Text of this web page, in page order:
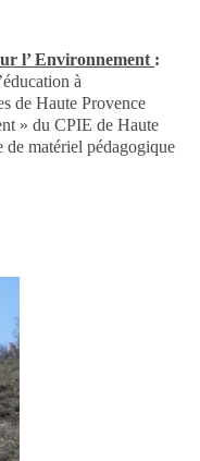
l’ Environnement :
à
de Haute Provence
» du CPIE de Haute
de matériel pédagogique